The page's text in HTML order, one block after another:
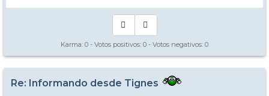
Karma: 0 - Votos positivos: 0 - Votos negativos: 0
Re: Informando desde Tignes